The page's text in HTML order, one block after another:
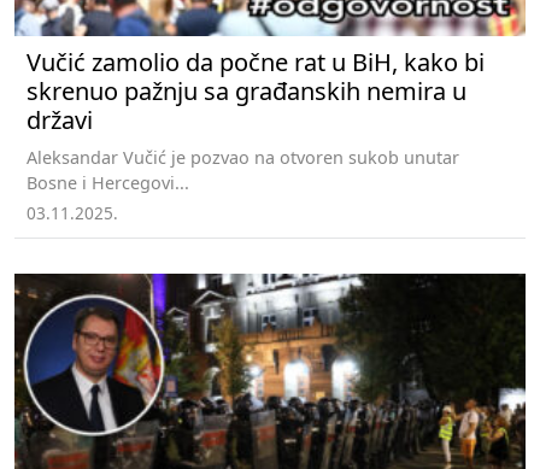
Vučić zamolio da počne rat u BiH, kako bi
skrenuo pažnju sa građanskih nemira u
državi
Aleksandar Vučić je pozvao na otvoren sukob unutar
Bosne i Hercegovi...
03.11.2025.